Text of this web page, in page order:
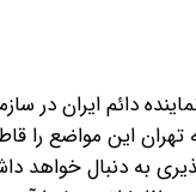
دائم ایران در
تهران این مواضع
به دنبال